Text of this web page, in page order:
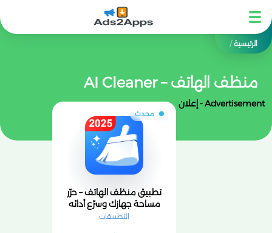
الرئيسية/
منظف الهاتف – AI Cleaner
Advertisement - إعلان
محدث
تطبيق منظف الهاتف – حرّر
مساحة جهازك وسرّع أدائه
بضغطة واحدة
التطبيقات